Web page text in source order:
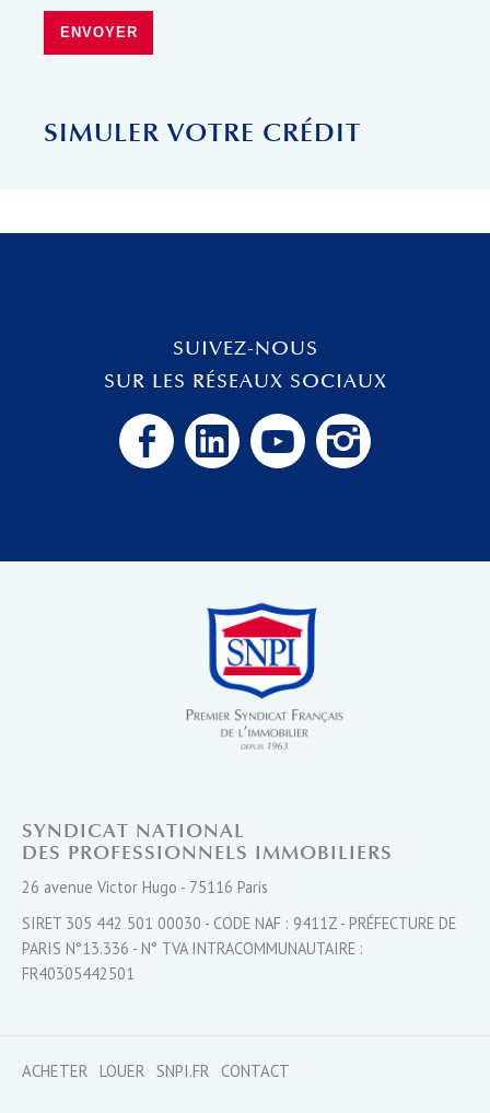
ENVOYER
SIMULER VOTRE CRÉDIT
SYNDICAT NATIONAL
DES PROFESSIONNELS IMMOBILIERS
26 avenue Victor Hugo - 75116 Paris
SIRET 305 442 501 00030 - CODE NAF : 9411Z - PRÉFECTURE DE
PARIS N°13.336 - N° TVA INTRACOMMUNAUTAIRE :
FR40305442501
ACHETER LOUER SNPI.FR CONTACT
SUIVEZ-NOUS
SUR LES RÉSEAUX SOCIAUX